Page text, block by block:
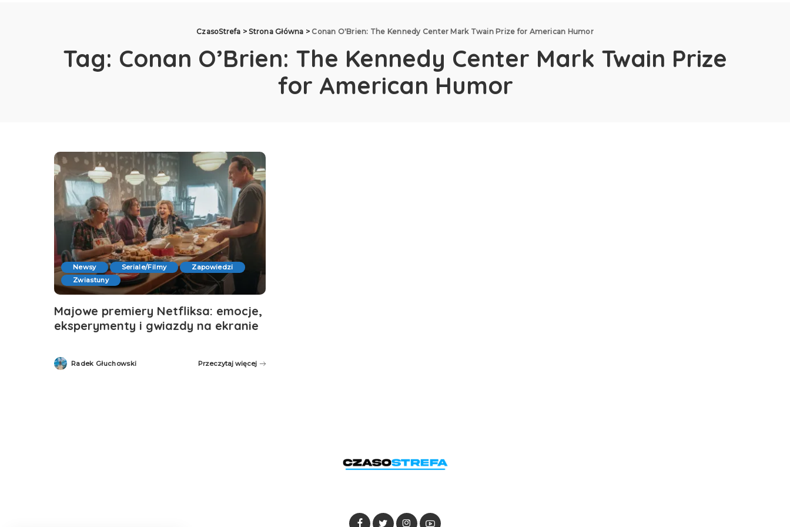
CzasoStrefa >Strona Główna > Conan O'Brien: The Kennedy Center Mark Twain Prize for American Humor
Tag: Conan O’Brien: The Kennedy Center Mark Twain Prize
for American Humor
Newsy Seriale/Filmy
Zapowiedzi
Zwiastuny
Majowe premiery Netfliksa: emocje,
eksperymenty i gwiazdy na ekranie
Posted
by
Radek Głuchowski Przeczytaj więcej